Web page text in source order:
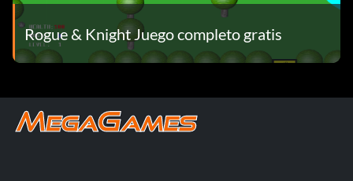
Rogue & Knight Juego completo gratis